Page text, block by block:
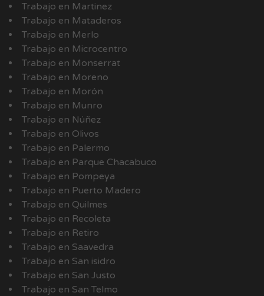
Trabajo en Martinez
Trabajo en Mataderos
Trabajo en Merlo
Trabajo en Microcentro
Trabajo en Monserrat
Trabajo en Moreno
Trabajo en Morón
Trabajo en Munro
Trabajo en Núñez
Trabajo en Olivos
Trabajo en Palermo
Trabajo en Parque Chacabuco
Trabajo en Pompeya
Trabajo en Puerto Madero
Trabajo en Quilmes
Trabajo en Recoleta
Trabajo en Retiro
Trabajo en Saavedra
Trabajo en San isidro
Trabajo en San Justo
Trabajo en San Telmo